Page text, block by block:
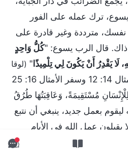
ترك عمله على الفور
نفسك، مترددة وغير قادرة على
ذاك. قال الرب يسوع: "كُلُّ وَاحِدٍ
لَا يَقْدِرُ أَنْ يَكُونَ لِي تِلْمِيذًا" (لوقا
. يذكّرنا سفر الأمثال 14: 12 وسفر الأمثال 16: 25
مُسْتَقِيمَةً، وَعَاقِبَتُهَا طُرُقُ
بعمل جديد، ينبغي أن نتبع
يقبلون عمل الله في الأيام
الناس عن العودة إلى الله